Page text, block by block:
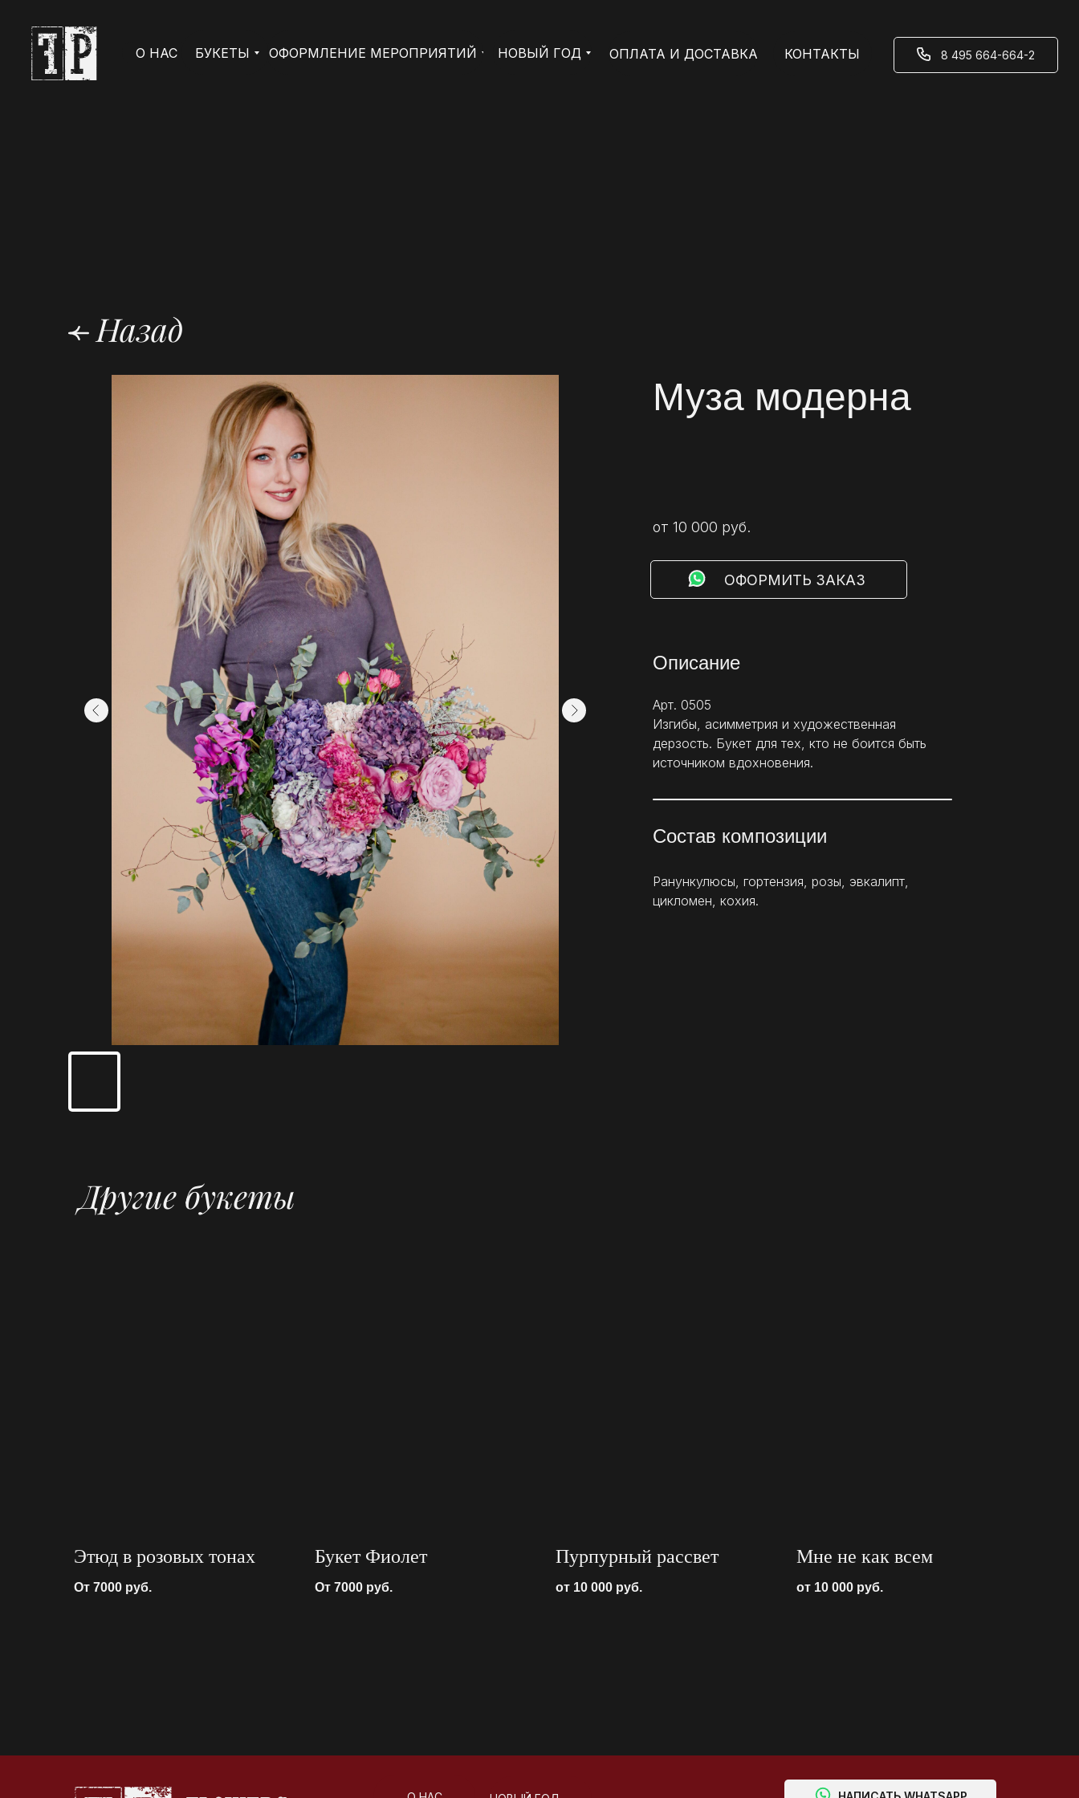
ОФОРМЛЕНИЕ МЕРОПРИЯТИЙ ⠀⠀⠀8 495 664-664-2
О НАС НОВЫЙ ГОД
БУКЕТЫ ОПЛАТА И ДОСТАВКА КОНТАКТЫ
Назад
Муза модерна
Описание
Арт. 0505
Изгибы, асимметрия и художественная
дерзость. Букет для тех, кто не боится быть
источником вдохновения.
Состав композиции
Ранункулюсы, гортензия, розы, эвкалипт,
цикломен, кохия.
от 10 000 руб.
⠀⠀⠀ОФОРМИТЬ ЗАКАЗ
Другие букеты
Этюд в розовых тонах
От 7000 руб.
Букет Фиолет
От 7000 руб.
Пурпурный рассвет
от 10 000 руб.
Мне не как всем
от 10 000 руб.